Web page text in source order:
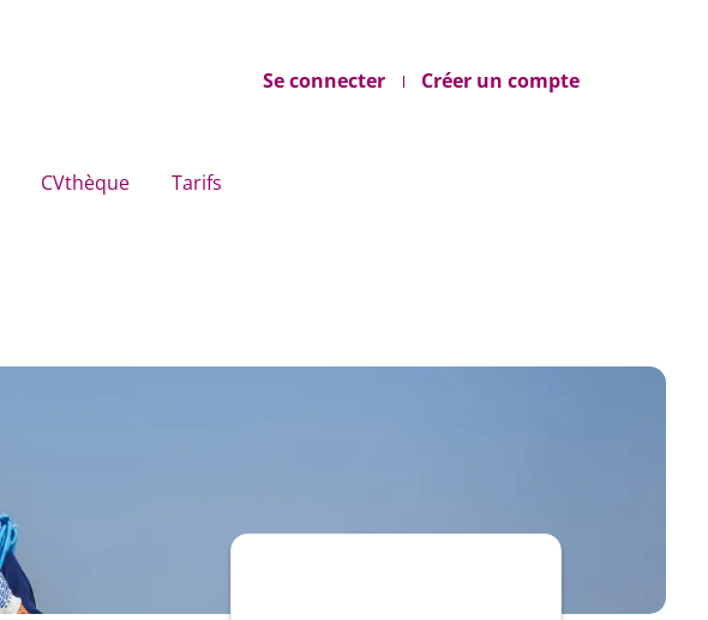
Se connecter Créer un compte
CVthèque Tarifs